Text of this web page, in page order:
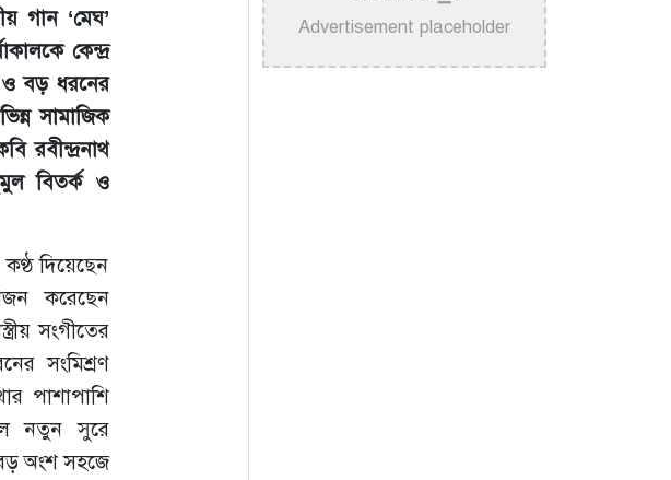
গান ‘মেঘ’
কেন্দ্র
ও বড় ধরনের
সামাজিক
রবীন্দ্রনাথ
বিতর্ক ও
দিয়েছেন
করেছেন
সংগীতের
সংমিশ্রণ
পাশাপাশি
নতুন সুরে
অংশ সহজে
উদাসী হয়ে’ গানের পেছনের গল্প
>নয় মাসের ছেলেকে মঞ্চে এনে
Advertisement placeholder